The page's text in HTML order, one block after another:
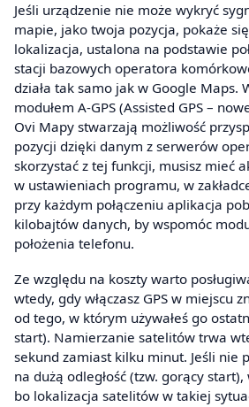
Jeśli urządzenie nie może wykryć
mapie, jako twoja pozycja, pokaże
lokalizacja, ustalona na podstawie
stacji bazowych operatora
działa tak samo jak w Google Maps.
modułem A-GPS (Assisted GPS –
Ovi Mapy stwarzają możliwość
pozycji dzięki danym z serwerów
skorzystać z tej funkcji, musisz mieć
w ustawieniach programu, w
przy każdym połączeniu aplikacja
kilobajtów danych, by wspomóc
położenia telefonu.
Ze względu na koszty warto
wtedy, gdy włączasz GPS w miejscu
od tego, w którym używałeś go
start). Namierzanie satelitów trwa
sekund zamiast kilku minut. Jeśli nie
na dużą odległość (tzw. gorący start),
bo lokalizacja satelitów w takiej